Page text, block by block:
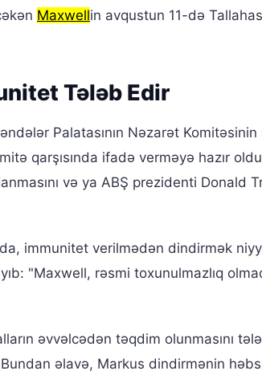
Maxwellin avqustun 11-də
Tələb Edir
Palatasının Nəzarət
qarşısında ifadə verməyə hazır
və ya ABŞ prezidenti Donald
immunitet verilmədən dindirmək
"Maxwell, rəsmi toxunulmazlıq
əvvəlcədən təqdim olunmasını
əlavə, Markus dindirmənin